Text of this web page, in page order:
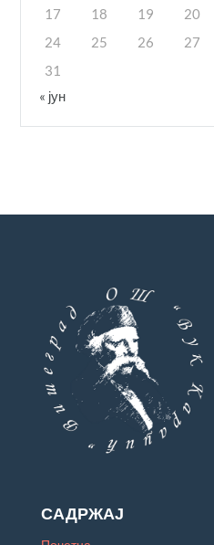
17
18 19 20
24
25 26 27
31
« јун
САДРЖАЈ